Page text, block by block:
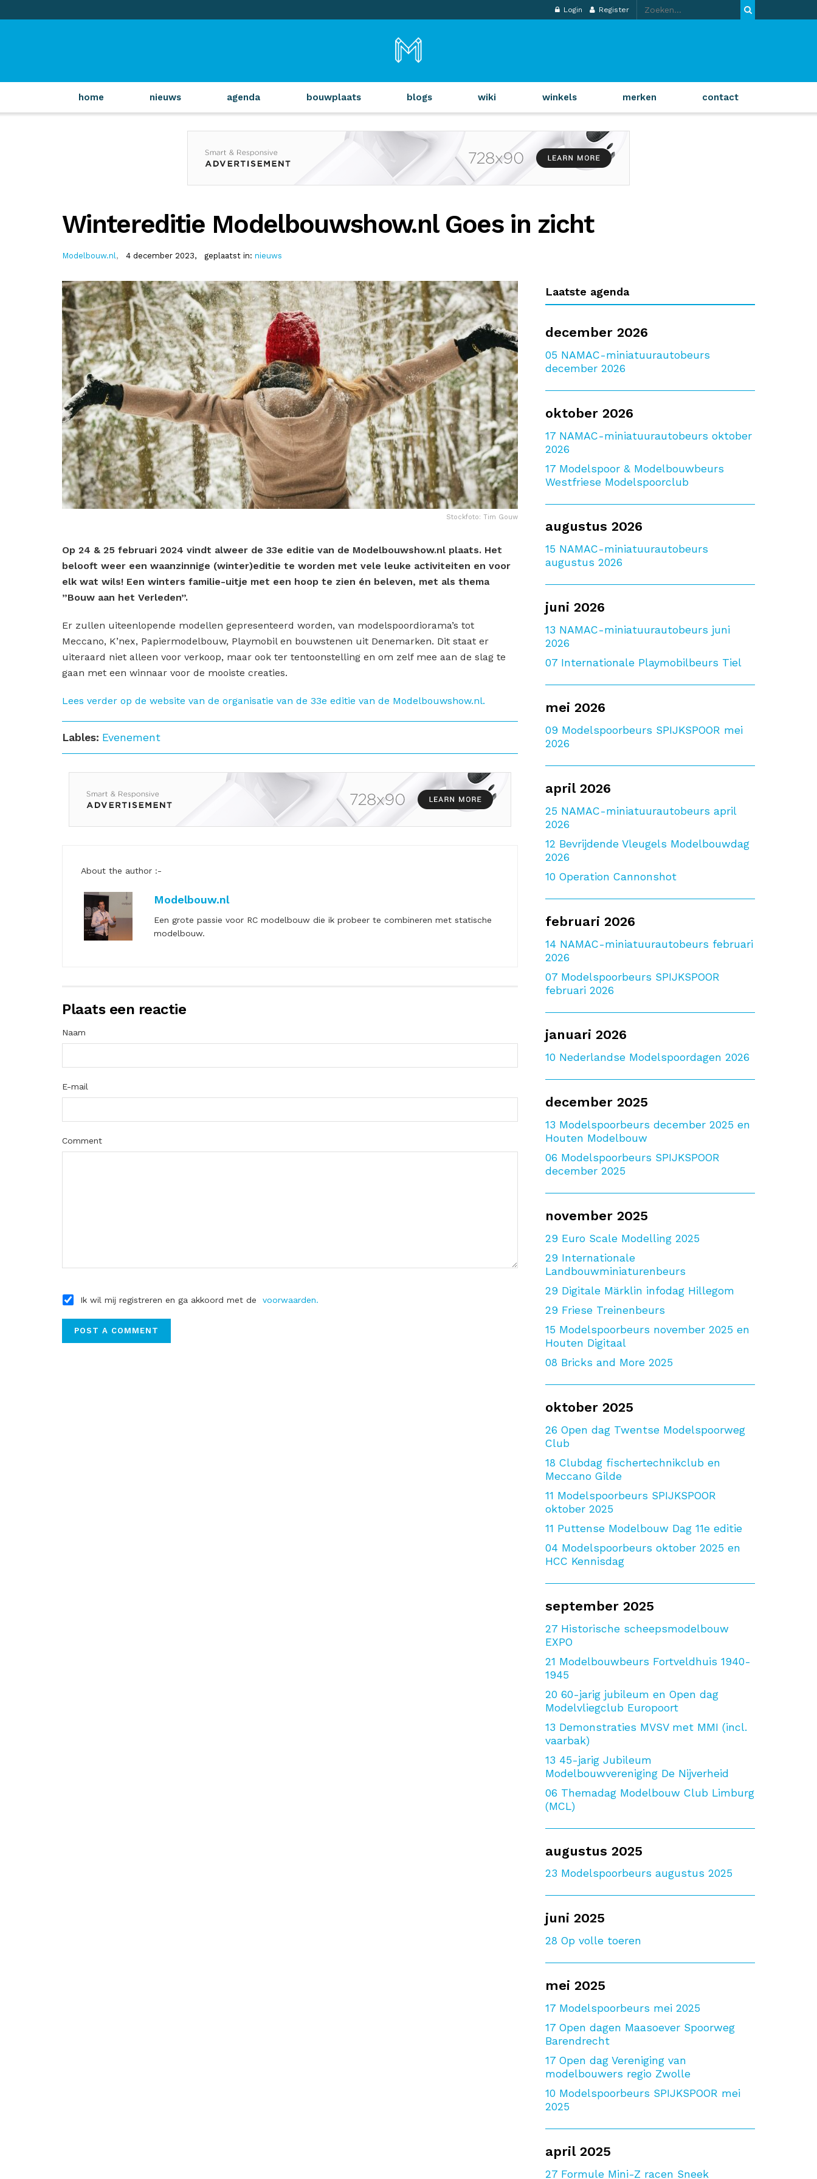
Login Register
home nieuws agenda bouwplaats blogs wiki winkels merken contact
Wintereditie Modelbouwshow.nl Goes in zicht
Modelbouw.nl , 4 december 2023, geplaatst in: nieuws
Stockfoto: Tim Gouw
Op 24 & 25 februari 2024 vindt alweer de 33e editie van de Modelbouwshow.nl plaats. Het
belooft weer een waanzinnige (winter)editie te worden met vele leuke activiteiten en voor
elk wat wils! Een winters familie-uitje met een hoop te zien én beleven, met als thema
”Bouw aan het Verleden”.
Er zullen uiteenlopende modellen gepresenteerd worden, van modelspoordiorama’s tot
Meccano, K’nex, Papiermodelbouw, Playmobil en bouwstenen uit Denemarken. Dit staat er
uiteraard niet alleen voor verkoop, maar ook ter tentoonstelling en om zelf mee aan de slag te
gaan met een winnaar voor de mooiste creaties.
Lees verder op de website van de organisatie van de 33e editie van de Modelbouwshow.nl.
Lables: Evenement
About the author :-
Modelbouw.nl
Een grote passie voor RC modelbouw die ik probeer te combineren met statische
modelbouw.
Plaats een reactie
Naam
E-mail
Comment
Ik wil mij registreren en ga akkoord met de voorwaarden.
Laatste agenda
december 2026
05 NAMAC-miniatuurautobeurs
december 2026
oktober 2026
17 NAMAC-miniatuurautobeurs oktober
2026
17 Modelspoor & Modelbouwbeurs
Westfriese Modelspoorclub
augustus 2026
15 NAMAC-miniatuurautobeurs
augustus 2026
juni 2026
13 NAMAC-miniatuurautobeurs juni
2026
07 Internationale Playmobilbeurs Tiel
mei 2026
09 Modelspoorbeurs SPIJKSPOOR mei
2026
april 2026
25 NAMAC-miniatuurautobeurs april
2026
12 Bevrijdende Vleugels Modelbouwdag
2026
10 Operation Cannonshot
februari 2026
14 NAMAC-miniatuurautobeurs februari
2026
07 Modelspoorbeurs SPIJKSPOOR
februari 2026
januari 2026
10 Nederlandse Modelspoordagen 2026
december 2025
13 Modelspoorbeurs december 2025 en
Houten Modelbouw
06 Modelspoorbeurs SPIJKSPOOR
december 2025
november 2025
29 Euro Scale Modelling 2025
29 Internationale
Landbouwminiaturenbeurs
29 Digitale Märklin infodag Hillegom
29 Friese Treinenbeurs
15 Modelspoorbeurs november 2025 en
Houten Digitaal
08 Bricks and More 2025
oktober 2025
26 Open dag Twentse Modelspoorweg
Club
18 Clubdag fischertechnikclub en
Meccano Gilde
11 Modelspoorbeurs SPIJKSPOOR
oktober 2025
11 Puttense Modelbouw Dag 11e editie
04 Modelspoorbeurs oktober 2025 en
HCC Kennisdag
september 2025
27 Historische scheepsmodelbouw
EXPO
21 Modelbouwbeurs Fortveldhuis 1940-
1945
20 60-jarig jubileum en Open dag
Modelvliegclub Europoort
13 Demonstraties MVSV met MMI (incl.
vaarbak)
13 45-jarig Jubileum
Modelbouwvereniging De Nijverheid
06 Themadag Modelbouw Club Limburg
(MCL)
augustus 2025
23 Modelspoorbeurs augustus 2025
juni 2025
28 Op volle toeren
mei 2025
17 Modelspoorbeurs mei 2025
17 Open dagen Maasoever Spoorweg
Barendrecht
17 Open dag Vereniging van
modelbouwers regio Zwolle
10 Modelspoorbeurs SPIJKSPOOR mei
2025
april 2025
27 Formule Mini-Z racen Sneek